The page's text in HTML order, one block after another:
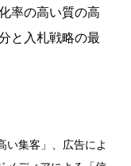
率の高い質の高
と入札戦略の最
い集客」、広告によ